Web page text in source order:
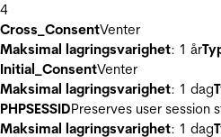
4
Cross_ConsentVenter
Maksimal lagringsvarighet: 1 år
Initial_ConsentVenter
Maksimal lagringsvarighet: 1 dag
PHPSESSIDPreserves user session
Maksimal lagringsvarighet: 1 dag